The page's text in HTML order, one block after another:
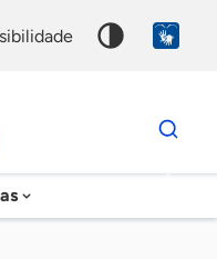
Dados
para
chave